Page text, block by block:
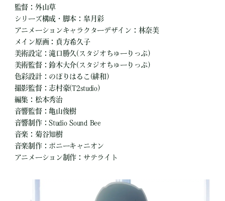
監督：外山草
シリーズ構成・脚本：皐月彩
アニメーションキャラクターデザイン：林奈美
メイン原画：貞方希久子
美術設定：滝口勝久(スタジオちゅーりっぷ)
美術監督：鈴木大介(スタジオちゅーりっぷ)
色彩設計：のぼりはるこ(緋和)
撮影監督：志村豪(T2studio)
編集：松本秀治
音響監督：亀山俊樹
音響制作：Studio Sound Bee
音楽：菊谷知樹
音楽制作：ポニーキャニオン
アニメーション制作：サテライト